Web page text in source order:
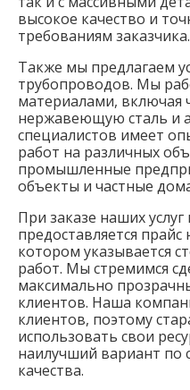
высокое качество и
требованиям заказчика.
Также мы предлагаем
трубопроводов. Мы
материалами, включая
нержавеющую сталь и
специалистов имеет
работ на различных
промышленные
объекты и частные
При заказе наших
предоставляется
котором указывается
работ. Мы стремимся
максимально
клиентов. Наша
клиентов, поэтому
использовать свои
наилучший вариант
качества.